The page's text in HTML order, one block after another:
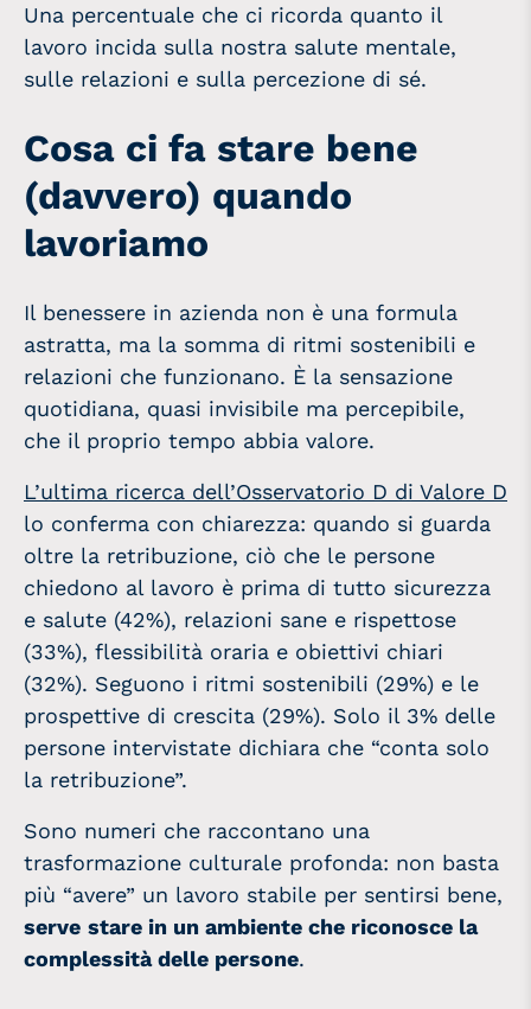
Una percentuale che ci ricorda quanto il
lavoro incida sulla nostra salute mentale,
sulle relazioni e sulla percezione di sé.
Cosa ci fa stare bene
(davvero) quando
lavoriamo
Il benessere in azienda non è una formula
astratta, ma la somma di ritmi sostenibili e
relazioni che funzionano. È la sensazione
quotidiana, quasi invisibile ma percepibile,
che il proprio tempo abbia valore.
L’ultima ricerca dell’Osservatorio D di Valore D
lo conferma con chiarezza: quando si guarda
oltre la retribuzione, ciò che le persone
chiedono al lavoro è prima di tutto sicurezza
e salute (42%), relazioni sane e rispettose
(33%), flessibilità oraria e obiettivi chiari
(32%). Seguono i ritmi sostenibili (29%) e le
prospettive di crescita (29%). Solo il 3% delle
persone intervistate dichiara che “conta solo
la retribuzione”.
Sono numeri che raccontano una
trasformazione culturale profonda: non basta
più “avere” un lavoro stabile per sentirsi bene,
serve stare in un ambiente che riconosce la
complessità delle persone.